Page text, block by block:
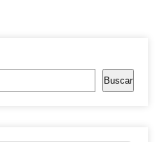
Buscar